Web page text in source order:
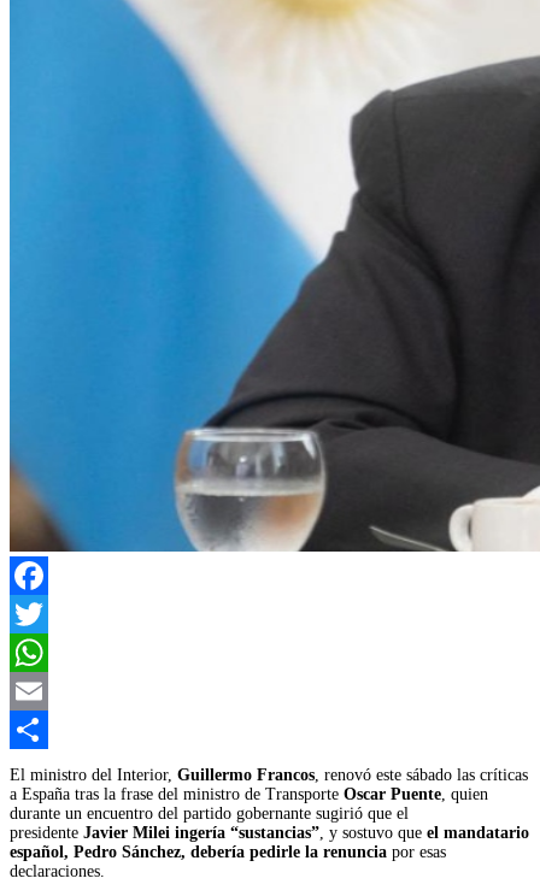
Facebook
Twitter
WhatsApp
Email
Compartir
El ministro del Interior, Guillermo Francos , renovó este sábado las críticas
a España tras la frase del ministro de Transporte Oscar Puente , quien
durante un encuentro del partido gobernante sugirió que el
presidente Javier Milei ingería “sustancias” , y sostuvo que el mandatario
español, Pedro Sánchez, debería pedirle la renuncia por esas
declaraciones.